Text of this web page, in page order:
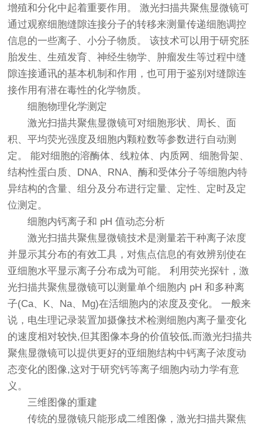
增殖和分化中起着重要作用。 激光扫描共聚焦显微镜可
通过观察细胞缝隙连接分子的转移来测量传递细胞调控
信息的一些离子、小分子物质。 该技术可以用于研究胚
胎发生、生殖发育、神经生物学、肿瘤发生等过程中缝
隙连接通讯的基本机制和作用，也可用于鉴别对缝隙连
接作用有潜在毒性的化学物质。
细胞物理化学测定
激光扫描共聚焦显微镜可对细胞形状、周长、面
积、平均荧光强度及细胞内颗粒数等参数进行自动测
定。 能对细胞的溶酶体、线粒体、内质网、细胞骨架、
结构性蛋白质、DNA、RNA、酶和受体分子等细胞内特
异结构的含量、组分及分布进行定量、定性、定时及定
位测定。
细胞内钙离子和 pH 值动态分析
激光扫描共聚焦显微镜技术是测量若干种离子浓度
并显示其分布的有效工具，对焦点信息的有效辨别使在
亚细胞水平显示离子分布成为可能。 利用荧光探针，激
光扫描共聚焦显微镜可以测量单个细胞内 pH 和多种离
子(Ca、K、Na、Mg)在活细胞内的浓度及变化。 一般来
说，电生理记录装置加摄像技术检测细胞内离子量变化
的速度相对较快,但其图像本身的价值较低,而激光扫描共
聚焦显微镜可以提供更好的亚细胞结构中钙离子浓度动
态变化的图像,这对于研究钙等离子细胞内动力学有意
义。
三维图像的重建
传统的显微镜只能形成二维图像，激光扫描共聚焦